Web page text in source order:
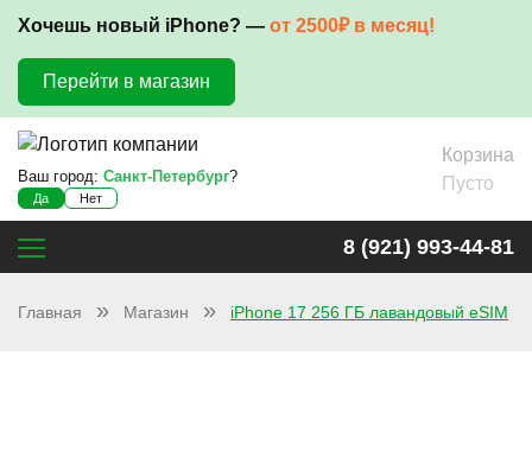
Хочешь новый iPhone? — от 2500₽ в месяц!
Перейти в магазин
Ваш город: Санкт-Петербург?
Да Нет
Корзина
Пусто
8 (921) 993-44-81
Главная Магазин iPhone 17 256 ГБ лавандовый eSIM